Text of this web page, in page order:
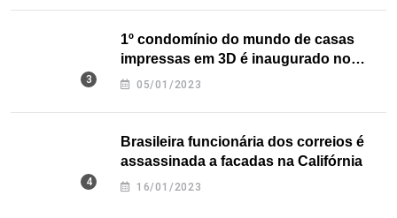
1º condomínio do mundo de casas
impressas em 3D é inaugurado no
Texas
05/01/2023
Brasileira funcionária dos correios é
assassinada a facadas na Califórnia
16/01/2023